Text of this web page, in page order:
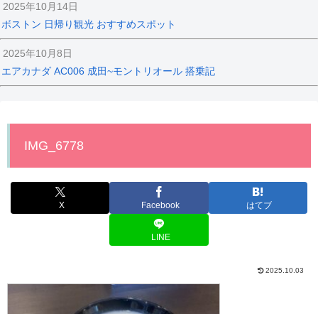
2025年10月14日
ボストン 日帰り観光 おすすめスポット
2025年10月8日
エアカナダ AC006 成田~モントリオール 搭乗記
IMG_6778
X Facebook はてブ
LINE
2025.10.03